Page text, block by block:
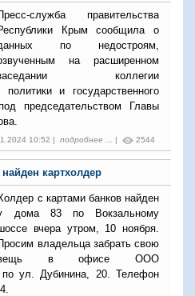
служба правительства
Крым сообщила о
по недостроям,
на расширенном
коллегии
и государственного
председательством Главы
10:52 | подробнее ... | 2544
картхолдер
с картами банков найден
дома 83 по Вокзальному
вчера утром, 10 ноября.
владельца забрать свою
в офисе ООО
по ул. Дубинина, 20. Телефон